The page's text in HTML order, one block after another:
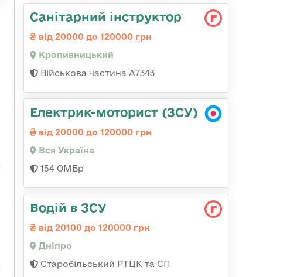
Санітарний інструктор
від 20000 до 120000 грн
Кропивницький
Військова частина А7343
Електрик-моторист (ЗСУ)
від 20000 до 120000 грн
Вся Україна
154 ОМБр
Водій в ЗСУ
від 20100 до 120000 грн
Дніпро
Старобільський РТЦК та СП